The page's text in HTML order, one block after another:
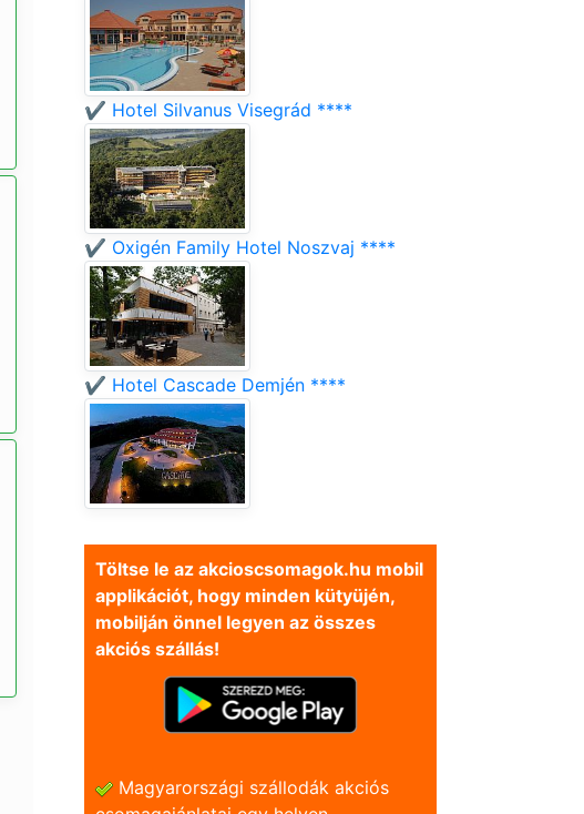
✔️ Hotel Silvanus Visegrád ****
✔️ Oxigén Family Hotel Noszvaj ****
✔️ Hotel Cascade Demjén ****
Töltse le az akcioscsomagok.hu mobil
applikációt, hogy minden kütyüjén,
mobilján önnel legyen az összes
akciós szállás!
Magyarországi szállodák akciós